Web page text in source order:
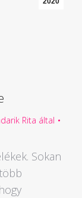
Rita által
Sokan